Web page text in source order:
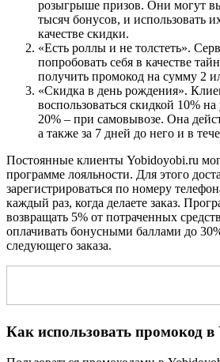
розыгрыше призов. Они могут
тысяч бонусов, и использовать
качестве скидки.
«Есть роллы и не толстеть».
попробовать себя в качестве
получить промокод на сумму 2
«Скидка в день рождения».
воспользоваться скидкой 10%
20% – при самовывозе. Она
а также за 7 дней до него и в
Постоянные клиенты Yobidoyobi.ru
программе лояльности. Для этого
зарегистрироваться по номеру
каждый раз, когда делаете заказ.
возвращать 5% от потраченных
оплачивать бонусными баллами до
следующего заказа.
Как использовать промокод